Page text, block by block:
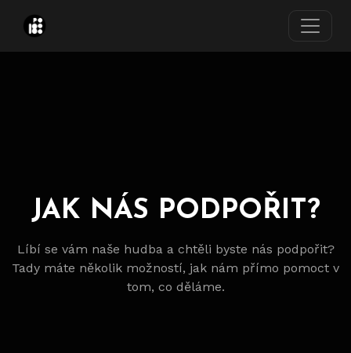
JAK NÁS PODPOŘIT?
Líbí se vám naše hudba a chtěli byste nás podpořit?
Tady máte několik možností, jak nám přímo pomoct v
tom, co děláme.